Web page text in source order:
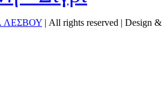
ΛΕΣΒΟΥ | All rights reserved | Design &